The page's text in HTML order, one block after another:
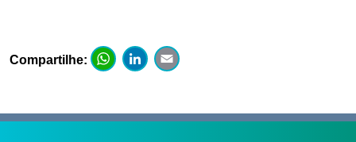
Compartilhe: WhatsApp
LinkedIn